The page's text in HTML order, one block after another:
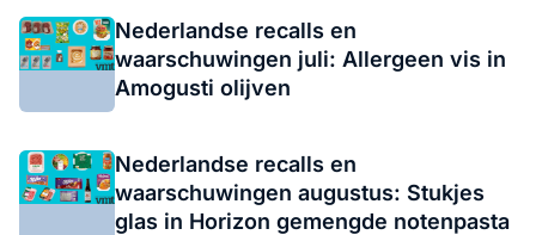
Nederlandse recalls en
waarschuwingen juli: Allergeen vis in
Amogusti olijven
Nederlandse recalls en
waarschuwingen augustus: Stukjes
glas in Horizon gemengde notenpasta